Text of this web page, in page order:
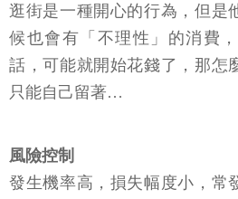
逛街是一種開心的行為，但是
候也會有「不理性」的消費
話，可能就開始花錢了，那怎
只能自己留著…
風險控制
發生機率高，損失幅度小，常